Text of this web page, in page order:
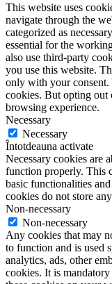
This website uses
navigate through the
categorized as
essential for the
also use third-party
you use this website.
only with your consent.
cookies. But opting out
browsing experience.
Necessary
Necessary
Întotdeauna activate
Necessary cookies are
function properly. This
basic functionalities
cookies do not store
Non-necessary
Non-necessary
Any cookies that may
to function and is used
analytics, ads, other
cookies. It is